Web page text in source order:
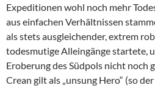
Expeditionen wohl noch mehr
aus einfachen Verhältnissen
als stets ausgleichender, extrem
todesmutige Alleingänge startete,
Eroberung des Südpols nicht noch
Crean gilt als „unsung Hero“ (so